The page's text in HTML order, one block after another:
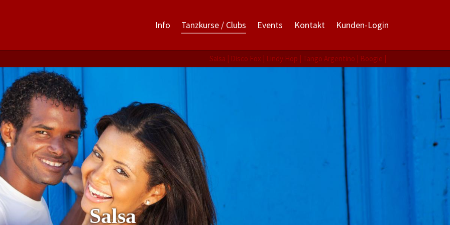
Info Tanzkurse / Clubs Events Kontakt Kunden-Login
Salsa Disco Fox Lindy Hop Tango Argentino Boogie
Salsa